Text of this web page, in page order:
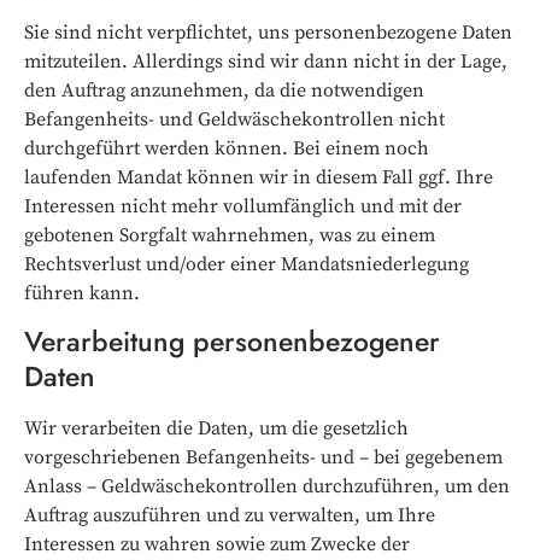
Sie sind nicht verpflichtet, uns personenbezogene Daten
mitzuteilen. Allerdings sind wir dann nicht in der Lage,
den Auftrag anzunehmen, da die notwendigen
Befangenheits- und Geldwäschekontrollen nicht
durchgeführt werden können. Bei einem noch
laufenden Mandat können wir in diesem Fall ggf. Ihre
Interessen nicht mehr vollumfänglich und mit der
gebotenen Sorgfalt wahrnehmen, was zu einem
Rechtsverlust und/oder einer Mandatsniederlegung
führen kann.
Verarbeitung personenbezogener
Daten
Wir verarbeiten die Daten, um die gesetzlich
vorgeschriebenen Befangenheits- und – bei gegebenem
Anlass – Geldwäschekontrollen durchzuführen, um den
Auftrag auszuführen und zu verwalten, um Ihre
Interessen zu wahren sowie zum Zwecke der